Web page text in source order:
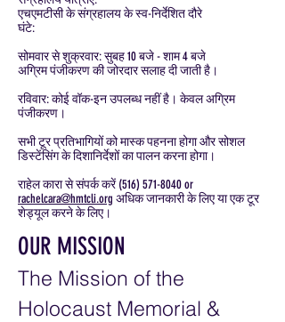
एचएमटीसी के संग्रहालय के स्व-निर्देशित दौरे
घंटे:
सोमवार से शुक्रवार: सुबह 10 बजे - शाम 4 बजे
अग्रिम पंजीकरण की जोरदार सलाह दी जाती है।
रविवार: कोई वॉक-इन उपलब्ध नहीं है। केवल अग्रिम
पंजीकरण।
सभी टूर प्रतिभागियों को मास्क पहनना होगा और सोशल
डिस्टेंसिंग के दिशानिर्देशों का पालन करना होगा।
राहेल कारा से संपर्क करें(516) 571-8040or
rachelcara@hmtcli.org अधिक जानकारी के लिए या एक टूर
शेड्यूल करने के लिए।
OUR MISSION
The Mission of the
Holocaust Memorial &